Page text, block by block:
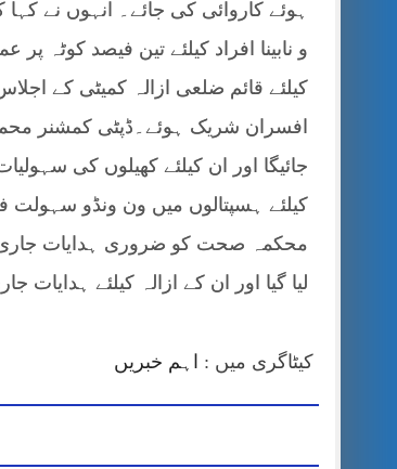
ہوئے کاروائی کی جائے۔ انہوں نے
و نابینا افراد کیلئے تین فیصد کوٹہ پر
کیلئے قائم ضلعی ازالہ کمیٹی کے
افسران شریک ہوئے۔ڈپٹی کمشنر
جائیگا اور ان کیلئے کھیلوں کی
کیلئے ہسپتالوں میں ون ونڈو سہولت
محکمہ صحت کو ضروری ہدایات
لیا گیا اور ان کے ازالہ کیلئے ہدایات
کیٹاگری میں : اہم خبریں